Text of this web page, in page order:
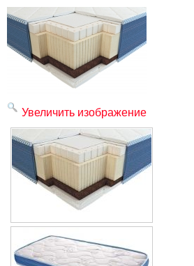
Увеличить изображение